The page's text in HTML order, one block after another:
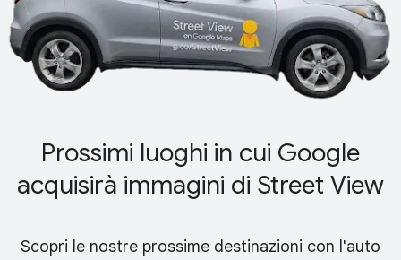
Prossimi luoghi in cui Google
acquisirà immagini di Street View
Scopri le nostre prossime destinazioni con l'auto